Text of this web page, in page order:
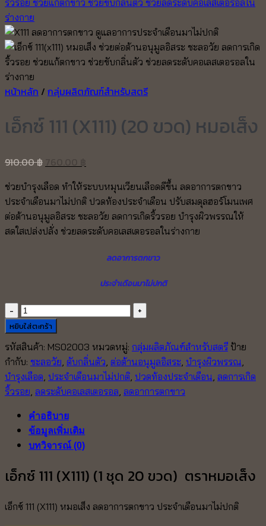
หน้าหลัก / กลุ่มผลิตภัณฑ์สำหรับสตรี
เอ็กซ์ 111 (X111) (20 ขวด) หมอเส็ง
910.00฿
was:
910.00 ฿.
is:
760.00 ฿.
ช่วยบำรุงเลือด ทำให้ระบบหมุนเวียนเลือดดีขึ้น ลดอาการตกขาว
ประจำเดือนมาไม่ปกติ ปวดท้องประจำเดือน ปรับสมดุลฮอร์โมนเพศ
ต่อต้านอนุมูลอิสระ ชะลอวัย ลดการเกิดริ้วรอย บำรุงผิวพรรณให้
สดใสเปล่งปลั่ง ช่วยลดระดับคอเลสเตอรอลในร่างกาย
ลดอาการตกขาว
ประจำเดือนมาไม่ปกติ
จำนวน
เอ็กซ์
111
(X111)
(20
ขวด)
หมอ
เส็ง
ชิ้น
หยิบใส่ตะกร้า
รหัสสินค้า: MS02003 หมวดหมู่: กลุ่มผลิตภัณฑ์สำหรับสตรี ป้าย
กำกับ: ชะลอวัย, ดับกลิ่นตัว, ต่อต้านอนุมูลอิสระ, บำรุงผิวพรรณ,
บำรุงเลือด, ประจำเดือนมาไม่ปกติ, ปวดท้องประจำเดือน, ลดการเกิด
ริ้วรอย, ลดระดับคอเลสเตอรอล, ลดอาการตกขาว
คำอธิบาย
ข้อมูลเพิ่มเติม
บทวิจารณ์ (0)
เอ็กซ์ 111 (X111) (1 ชุด 20 ขวด) ตราหมอเส็ง
เอ็กซ์ 111 (X111) หมอเส็ง ลดอาการตกขาว ประจำเดือนมาไม่ปกติ